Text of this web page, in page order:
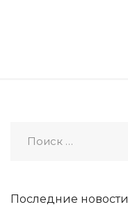
Последние новости